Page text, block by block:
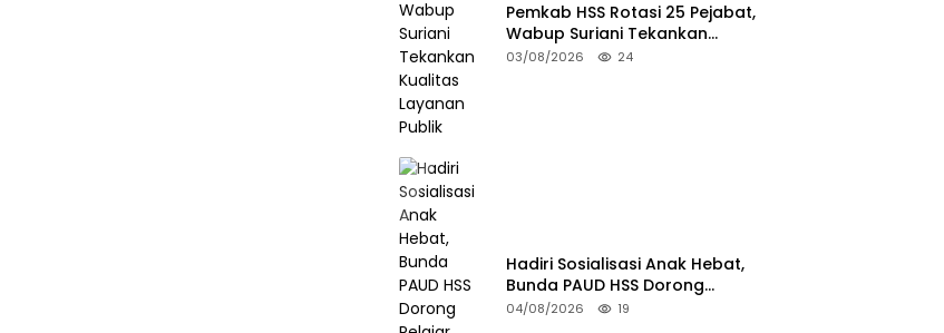
Pemkab HSS Rotasi 25 Pejabat,
Wabup Suriani Tekankan
Kualitas Layanan Publik
03/08/2026 24
Hadiri Sosialisasi Anak Hebat,
Bunda PAUD HSS Dorong
Pelajar Terapkan Kebiasaan
04/08/2026 19